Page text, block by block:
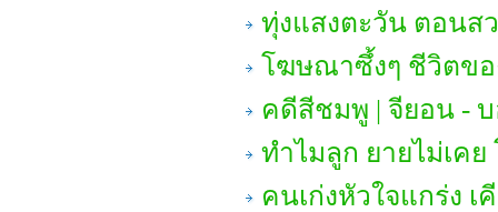
ทุ่งแสงตะวัน ตอนส
โฆษณาซึ้งๆ ชีวิตขอ
คดีสีชมพู | จียอน -
ทำไมลูก ยายไม่เคย
คนเก่งหัวใจแกร่ง เ